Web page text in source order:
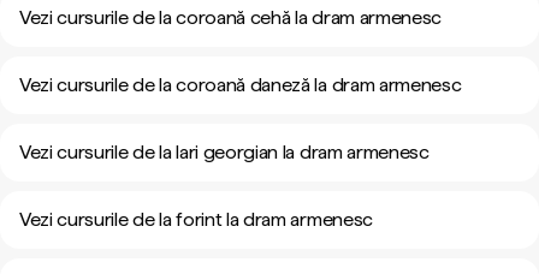
Vezi cursurile de la coroană cehă la dram armenesc
Vezi cursurile de la coroană daneză la dram armenesc
Vezi cursurile de la lari georgian la dram armenesc
Vezi cursurile de la forint la dram armenesc